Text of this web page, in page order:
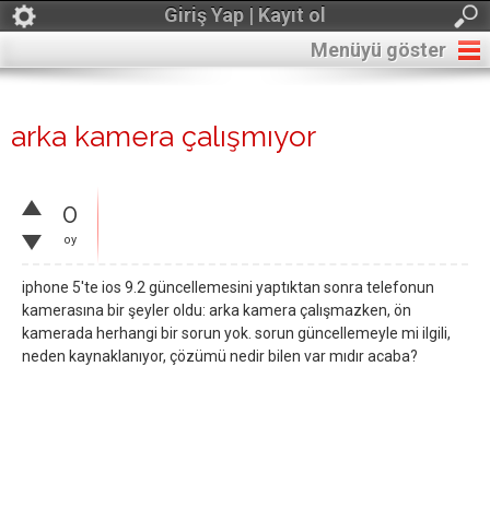
Giriş Yap | Kayıt ol
Menüyü göster
arka kamera çalışmıyor
0
oy
iphone 5'te ios 9.2 güncellemesini yaptıktan sonra telefonun
kamerasına bir şeyler oldu: arka kamera çalışmazken, ön
kamerada herhangi bir sorun yok. sorun güncellemeyle mi ilgili,
neden kaynaklanıyor, çözümü nedir bilen var mıdır acaba?